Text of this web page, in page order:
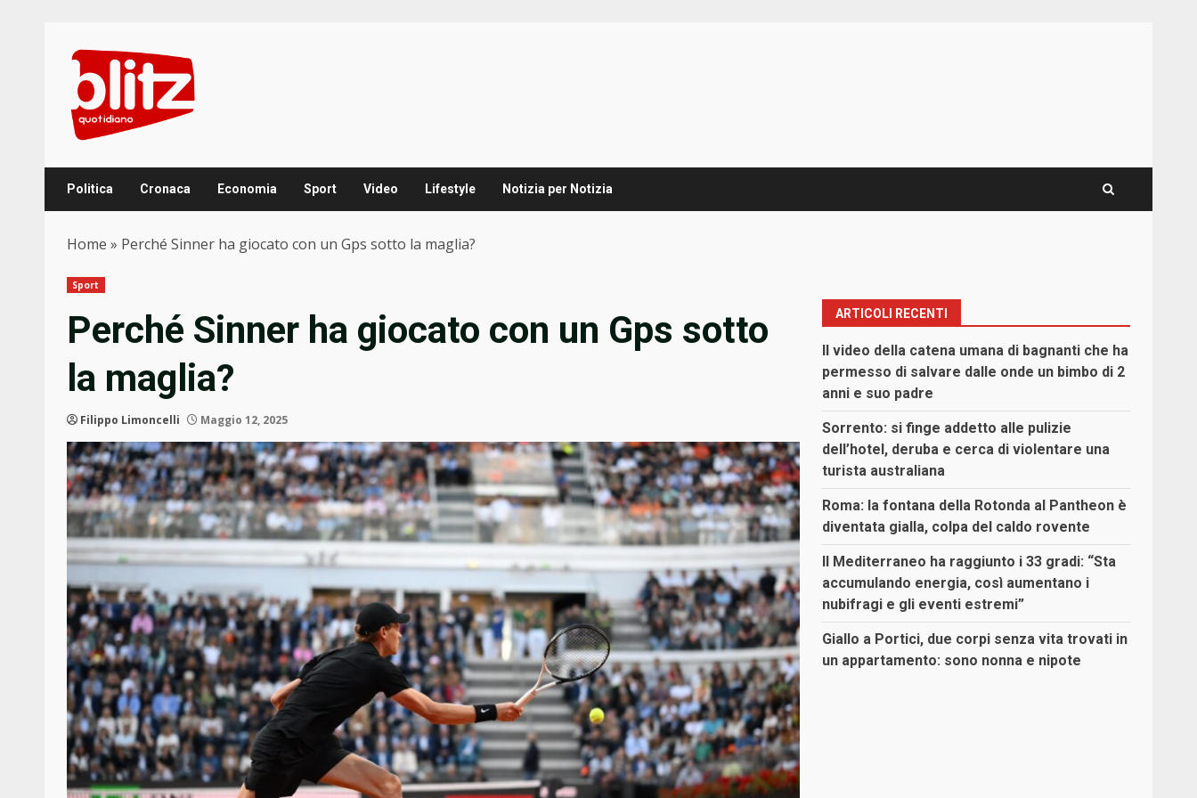
content
Politica Cronaca Economia Sport Video Lifestyle Notizia per Notizia
Home » Perché Sinner ha giocato con un Gps sotto la maglia?
Sport
Perché Sinner ha giocato con un Gps sotto
la maglia?
Filippo Limoncelli Maggio 12, 2025
ARTICOLI RECENTI
Il video della catena umana di bagnanti che ha
permesso di salvare dalle onde un bimbo di 2
anni e suo padre
Sorrento: si finge addetto alle pulizie
dell’hotel, deruba e cerca di violentare una
turista australiana
Roma: la fontana della Rotonda al Pantheon è
diventata gialla, colpa del caldo rovente
Il Mediterraneo ha raggiunto i 33 gradi: “Sta
accumulando energia, così aumentano i
nubifragi e gli eventi estremi”
Giallo a Portici, due corpi senza vita trovati in
un appartamento: sono nonna e nipote